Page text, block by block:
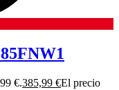
€.385,99 €El precio